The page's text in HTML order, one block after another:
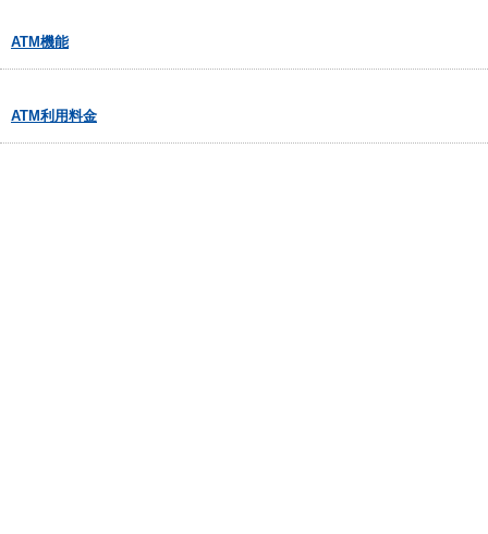
ATM機能
ATM利用料金